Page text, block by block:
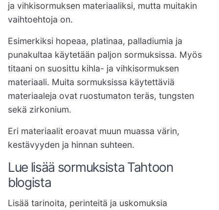
ja vihkisormuksen materiaaliksi, mutta muitakin
vaihtoehtoja on.
Esimerkiksi hopeaa, platinaa, palladiumia ja
punakultaa käytetään paljon sormuksissa. Myös
titaani on suosittu kihla- ja vihkisormuksen
materiaali. Muita sormuksissa käytettäviä
materiaaleja ovat ruostumaton teräs, tungsten
sekä zirkonium.
Eri materiaalit eroavat muun muassa värin,
kestävyyden ja hinnan suhteen.
Lue lisää sormuksista Tahtoon
blogista
Lisää tarinoita, perinteitä ja uskomuksia